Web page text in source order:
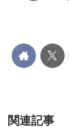
関連記事